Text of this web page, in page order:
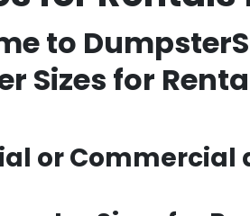
to
Sizes for
or